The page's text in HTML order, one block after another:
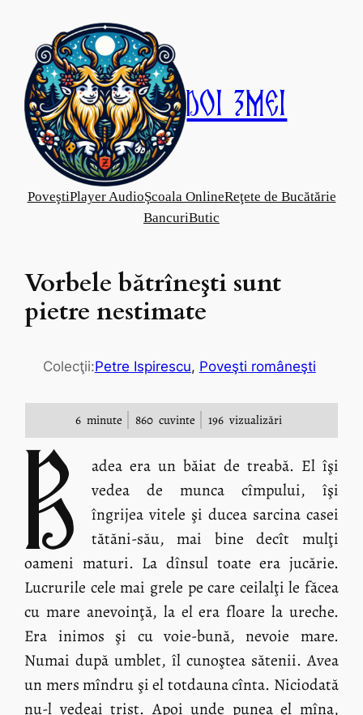
content
Doi Zmei
PoveştiPlayer AudioŞcoala OnlineReţete de Bucătărie
BancuriButic
Vorbele bătrîneşti sunt
pietre nestimate
Colecţii:Petre Ispirescu, Poveşti româneşti
6 minute 860 cuvinte 196 vizualizări
B
adea era un băiat de treabă. El îşi
vedea de munca cîmpului, îşi
îngrijea vitele şi ducea sarcina casei
tătăni-său, mai bine decît mulţi
oameni maturi. La dînsul toate era jucărie.
Lucrurile cele mai grele pe care ceilalţi le făcea
cu mare anevoinţă, la el era floare la ureche.
Era inimos şi cu voie-bună, nevoie mare.
Numai după umblet, îl cunoştea sătenii. Avea
un mers mîndru şi el totdauna cînta. Niciodată
nu-l vedeai trist. Apoi unde punea el mîna,